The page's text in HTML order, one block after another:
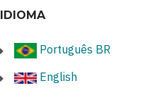
IDIOMA
Português BR
English